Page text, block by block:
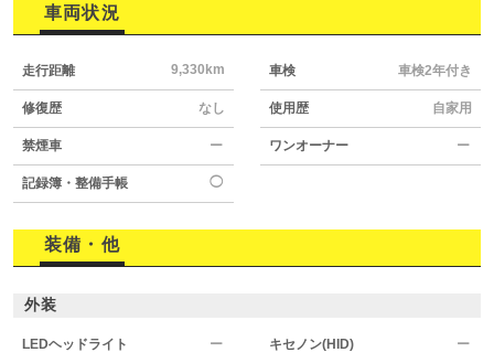
車両状況
走行距離 9,330km 車検 車検2年付き
修復歴 なし 使用歴 自家用
禁煙車 ー ワンオーナー ー
記録簿・整備手帳 ◯
装備・他
外装
LEDヘッドライト ー キセノン(HID) ー